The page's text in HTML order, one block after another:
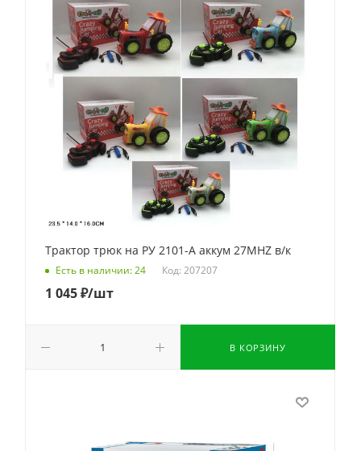
Трактор трюк на РУ 2101-A аккум 27MHZ в/к
Есть в наличии: 24 Код: 207207
1 045₽/шт
В КОРЗИНУ